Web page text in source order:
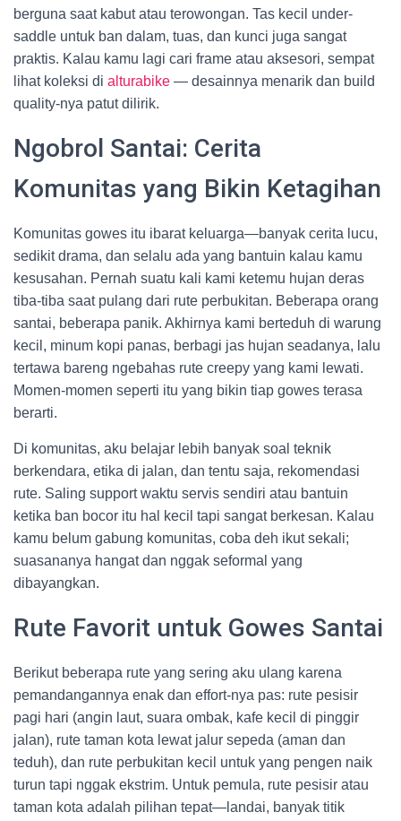
berguna saat kabut atau terowongan. Tas kecil under-
saddle untuk ban dalam, tuas, dan kunci juga sangat
praktis. Kalau kamu lagi cari frame atau aksesori, sempat
lihat koleksi di alturabike — desainnya menarik dan build
quality-nya patut dilirik.
Ngobrol Santai: Cerita
Komunitas yang Bikin Ketagihan
Komunitas gowes itu ibarat keluarga—banyak cerita lucu,
sedikit drama, dan selalu ada yang bantuin kalau kamu
kesusahan. Pernah suatu kali kami ketemu hujan deras
tiba-tiba saat pulang dari rute perbukitan. Beberapa orang
santai, beberapa panik. Akhirnya kami berteduh di warung
kecil, minum kopi panas, berbagi jas hujan seadanya, lalu
tertawa bareng ngebahas rute creepy yang kami lewati.
Momen-momen seperti itu yang bikin tiap gowes terasa
berarti.
Di komunitas, aku belajar lebih banyak soal teknik
berkendara, etika di jalan, dan tentu saja, rekomendasi
rute. Saling support waktu servis sendiri atau bantuin
ketika ban bocor itu hal kecil tapi sangat berkesan. Kalau
kamu belum gabung komunitas, coba deh ikut sekali;
suasananya hangat dan nggak seformal yang
dibayangkan.
Rute Favorit untuk Gowes Santai
Berikut beberapa rute yang sering aku ulang karena
pemandangannya enak dan effort-nya pas: rute pesisir
pagi hari (angin laut, suara ombak, kafe kecil di pinggir
jalan), rute taman kota lewat jalur sepeda (aman dan
teduh), dan rute perbukitan kecil untuk yang pengen naik
turun tapi nggak ekstrim. Untuk pemula, rute pesisir atau
taman kota adalah pilihan tepat—landai, banyak titik